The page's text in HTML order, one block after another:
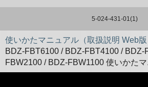
5-024-431-01(1)
使いかたマニュアル（取扱説明 Web版
BDZ-FBT6100 / BDZ-FBT4100 / BDZ-
FBW2100 / BDZ-FBW1100 使いかた